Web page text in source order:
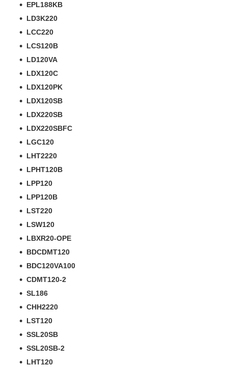
EPL188KB
LD3K220
LCC220
LCS120B
LD120VA
LDX120C
LDX120PK
LDX120SB
LDX220SB
LDX220SBFC
LGC120
LHT2220
LPHT120B
LPP120
LPP120B
LST220
LSW120
LBXR20-OPE
BDCDMT120
BDC120VA100
CDMT120-2
SL186
CHH2220
LST120
SSL20SB
SSL20SB-2
LHT120